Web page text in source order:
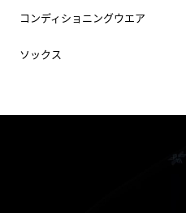
コンディショニングウエア
ソックス